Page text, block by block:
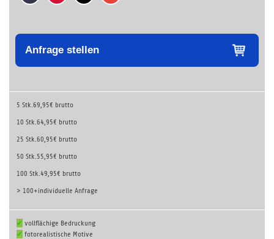
Anfrage stellen
5 Stk.69,95€ brutto
10 Stk.64,95€ brutto
25 Stk.60,95€ brutto
50 Stk.55,95€ brutto
100 Stk.49,95€ brutto
> 100+individuelle Anfrage
✔ vollflächige Bedruckung
✔ fotorealistische Motive